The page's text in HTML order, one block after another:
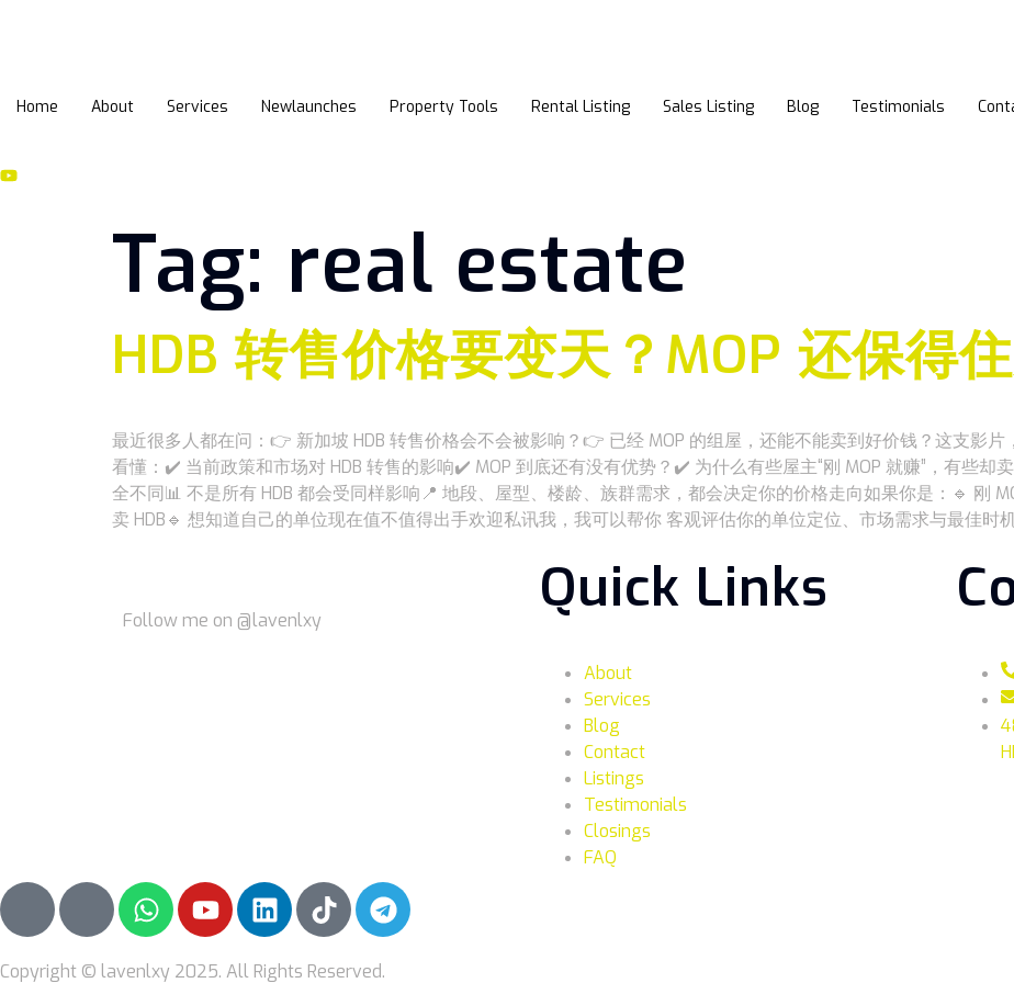
Home About Services Newlaunches Property Tools Rental Listing Sales Listing Blog Testimonials
Tag: real estate
HDB 转售价格要变天？MOP 还保得
最近很多人都在问：👉 新加坡 HDB 转售价格会不会被影响？👉 已经 MOP 的组屋，还能不能卖到好价钱？这支影
看懂：✔️ 当前政策和市场对 HDB 转售的影响✔️ MOP 到底还有没有优势？✔️ 为什么有些屋主“刚 MOP 就赚”，有些
全不同📊 不是所有 HDB 都会受同样影响📍 地段、屋型、楼龄、族群需求，都会决定你的价格走向如果你是：🔹 刚
卖 HDB🔹 想知道自己的单位现在值不值得出手欢迎私讯我，我可以帮你 客观评估你的单位定位、市场需求与最佳时机
Follow me on @lavenlxy Quick Links
About
Services
Blog
Contact
Listings
Testimonials
Closings
FAQ
Copyright © lavenlxy 2025. All Rights Reserved.